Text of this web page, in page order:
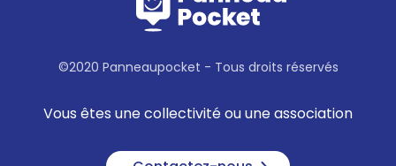
©2020 Panneaupocket - Tous droits réservés
Vous êtes une collectivité ou une association